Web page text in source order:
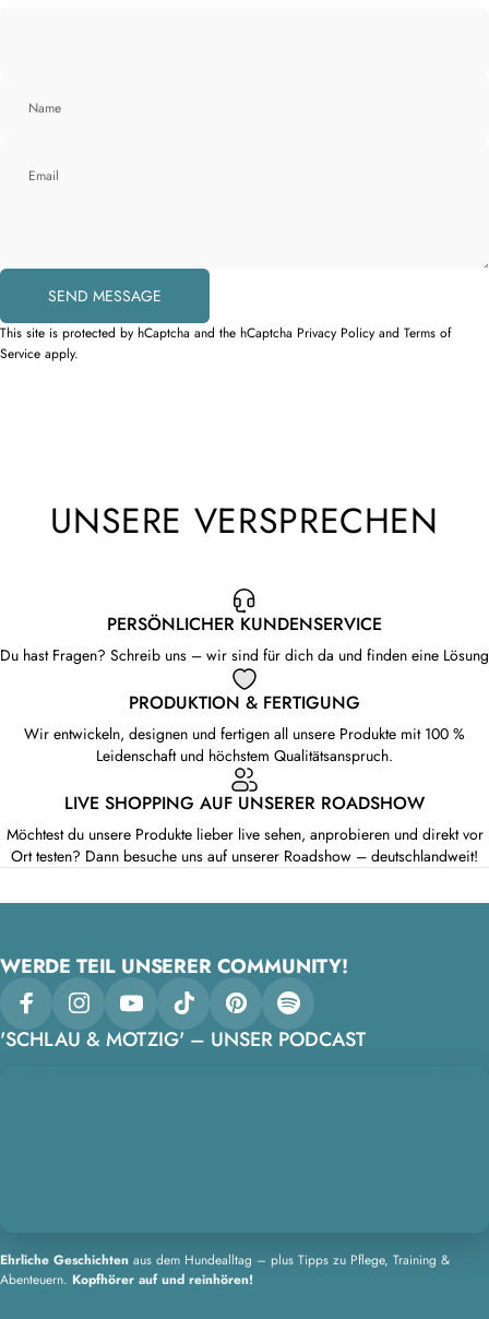
Name
Email
Message
Send message
SEND MESSAGE
This site is protected by hCaptcha and the hCaptcha Privacy Policy and Terms of
Service apply.
UNSERE VERSPRECHEN
PERSÖNLICHER KUNDENSERVICE
Du hast Fragen? Schreib uns – wir sind für dich da und finden eine Lösung
PRODUKTION & FERTIGUNG
Wir entwickeln, designen und fertigen all unsere Produkte mit 100 %
Leidenschaft und höchstem Qualitätsanspruch.
LIVE SHOPPING AUF UNSERER ROADSHOW
Möchtest du unsere Produkte lieber live sehen, anprobieren und direkt vor
Ort testen? Dann besuche uns auf unserer Roadshow – deutschlandweit!
WERDE TEIL UNSERER COMMUNITY!
FacebookInstagramYouTubeTikTok PinterestSpotify
'SCHLAU & MOTZIG' – UNSER PODCAST
Ehrliche Geschichten aus dem Hundealltag – plus Tipps zu Pflege, Training &
Abenteuern. Kopfhörer auf und reinhören!